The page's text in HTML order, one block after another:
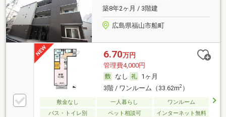
築8年2ヶ月 / 3階建
広島県福山市船町
6.70万円
管理費4,000円
なし
1ヶ月
3階 / ワンルーム（33.62m2）
敷金なし 一人暮らし
ワンルーム
バス・トイレ別
ペット相談可 インターネット無料